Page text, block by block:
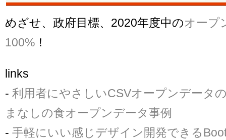
めざせ、政府目標、2020年度中のオープ
100% ！
links
- 利用者にやさしいCSVオープンデータ
まなしの食オープンデータ事例
- 手軽にいい感じデザイン開発できる